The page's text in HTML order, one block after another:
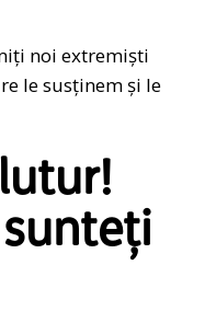
noi extremiști
le susținem și le